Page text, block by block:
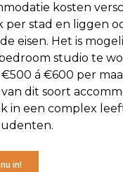
kosten
stad en liggen
eisen. Het is
studio te
€500 á €600 per
dit soort
in een complex
in!